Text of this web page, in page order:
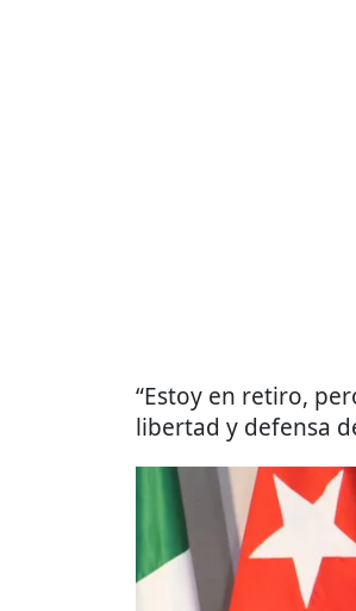
“Estoy en retiro,
libertad y defensa